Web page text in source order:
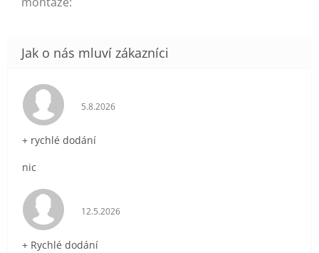
Hodnocení obchodu je 5 z 5 hvězdiček.
5.8.2026
+ rychlé dodání
nic
Hodnocení obchodu je 5 z 5 hvězdiček.
12.5.2026
+ Rychlé dodání